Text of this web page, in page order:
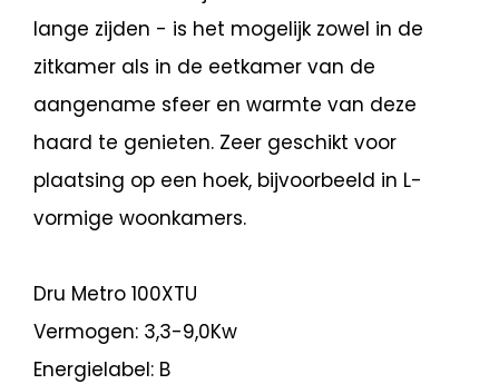
lange zijden - is het mogelijk zowel in de
zitkamer als in de eetkamer van de
aangename sfeer en warmte van deze
haard te genieten. Zeer geschikt voor
plaatsing op een hoek, bijvoorbeeld in L-
vormige woonkamers.
Dru Metro 100XTU
Vermogen: 3,3-9,0Kw
Energielabel: B